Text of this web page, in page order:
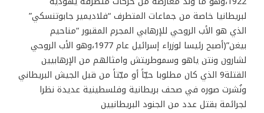
لبريطانيا خاصة من جماعات المتطرف “فلاديمير جابوتنسكي”
الذي هو الأب الروحي للإرهابي المجرم المقبور “مناحيم
بيغن”(أصبح رئيسا لوزراء إسرائيل عام 1977،وهو الأب الروحي
لشارون ونتن ياهو وسموطريتش وامثالهم من الإرهابيين
القتلة9 الذي كان مطلوبا حيّاً أو ميّتاً من قبل الجيش البريطاني
ونُشرت صوره في صحف بريطانية وفلسطينية عديدة نظرا
لجرائمة بقتل عدد من الجنود البريطانيين